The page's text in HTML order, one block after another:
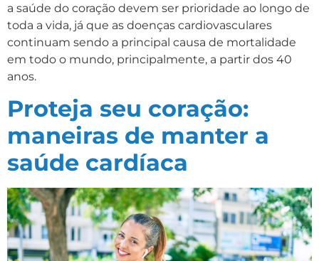
a saúde do coração devem ser prioridade ao longo de
toda a vida, já que as doenças cardiovasculares
continuam sendo a principal causa de mortalidade
em todo o mundo, principalmente, a partir dos 40
anos.
Proteja seu coração:
maneiras de manter a
saúde cardíaca